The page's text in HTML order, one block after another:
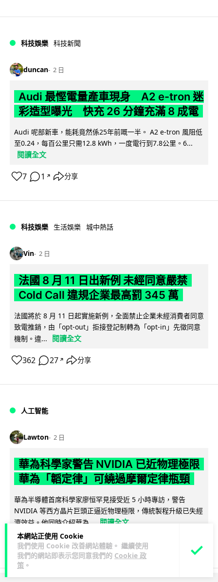
本網站正使用 Cookie
我們使用 Cookie 改善網站體驗。 繼續使用
我們的網站即表示您同意我們的 Cookie 政
策 。
科技娛樂 科技新聞
duncan 2 日
Audi 最慳電量產車現身 A2 e-tron 迷
彩造型曝光 快充 26 分鐘充滿 8 成電
Audi 呢部新車，能耗竟然係25年前嘅一半。 A2 e-tron 風阻低
至0.24，每百公里只需12.8 kWh，一度電行到7.8公里。6...
閱讀全文
7 1 ↗ 分享
科技娛樂 生活娛樂 城中熱話
Vin 2 日
法國 8 月 11 日出新例 未經同意嚴禁
Cold Call 違規企業最高罰 345 萬
法國將於 8 月 11 日起實施新例，全面禁止企業未經消費者同意
致電推銷，由「opt-out」拒接登記制轉為「opt-in」先徵同意
機制。違...
閱讀全文
362 27 ↗ 分享
人工智能
Lawton 2 日
華為科學家警告 NVIDIA 已近物理極限
華為「韜定律」可繞過摩爾定律瓶頸
華為半導體首席科學家廖恒罕見接受近 5 小時專訪，警告
NVIDIA 等西方晶片巨頭正逼近物理極限，傳統製程升級已失經
濟效益。他同時介紹華為... 閱讀全文
1,593 602 ↗ 分享